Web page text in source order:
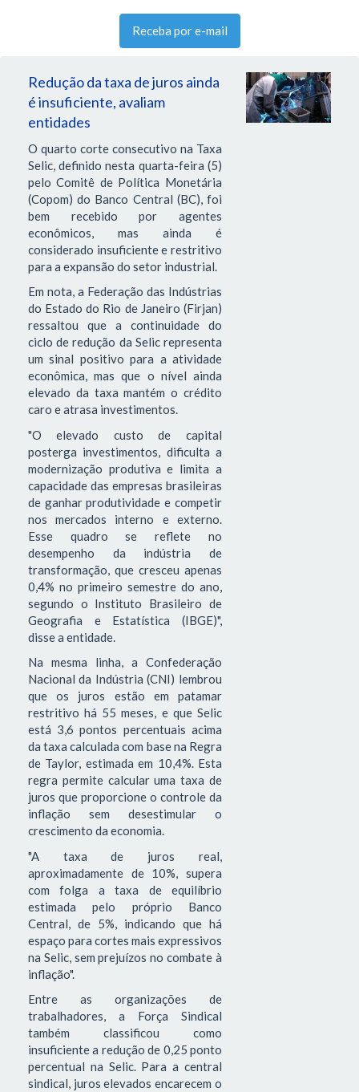
Receba por e-mail
Redução da taxa de juros ainda
é insuficiente, avaliam
entidades
O quarto corte consecutivo na Taxa
Selic, definido nesta quarta-feira (5)
pelo Comitê de Política Monetária
(Copom) do Banco Central (BC), foi
bem recebido por agentes
econômicos, mas ainda é
considerado insuficiente e restritivo
para a expansão do setor industrial.
Em nota, a Federação das Indústrias
do Estado do Rio de Janeiro (Firjan)
ressaltou que a continuidade do
ciclo de redução da Selic representa
um sinal positivo para a atividade
econômica, mas que o nível ainda
elevado da taxa mantém o crédito
caro e atrasa investimentos.
"O elevado custo de capital
posterga investimentos, dificulta a
modernização produtiva e limita a
capacidade das empresas brasileiras
de ganhar produtividade e competir
nos mercados interno e externo.
Esse quadro se reflete no
desempenho da indústria de
transformação, que cresceu apenas
0,4% no primeiro semestre do ano,
segundo o Instituto Brasileiro de
Geografia e Estatística (IBGE)",
disse a entidade.
Na mesma linha, a Confederação
Nacional da Indústria (CNI) lembrou
que os juros estão em patamar
restritivo há 55 meses, e que Selic
está 3,6 pontos percentuais acima
da taxa calculada com base na Regra
de Taylor, estimada em 10,4%. Esta
regra permite calcular uma taxa de
juros que proporcione o controle da
inflação sem desestimular o
crescimento da economia.
"A taxa de juros real,
aproximadamente de 10%, supera
com folga a taxa de equilíbrio
estimada pelo próprio Banco
Central, de 5%, indicando que há
espaço para cortes mais expressivos
na Selic, sem prejuízos no combate à
inflação".
Entre as organizações de
trabalhadores, a Força Sindical
também classificou como
insuficiente a redução de 0,25 ponto
percentual na Selic. Para a central
sindical, juros elevados encarecem o